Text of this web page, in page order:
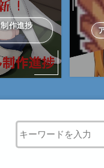
制作進捗
When